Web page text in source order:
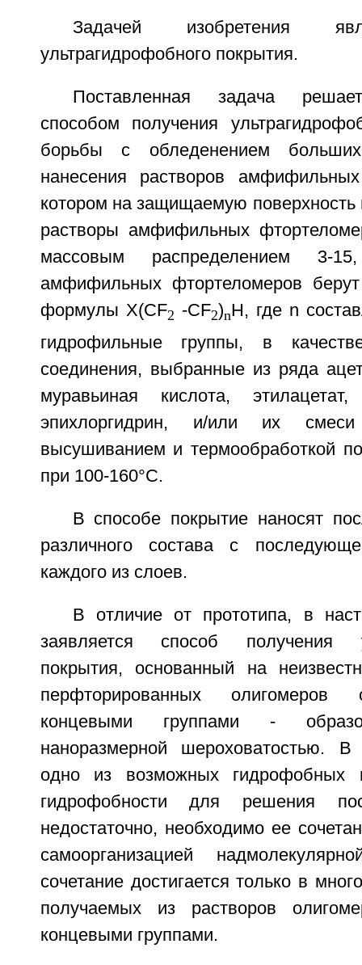
Задачей изобретения
ультрагидрофобного покрытия.
Поставленная задача
способом получения
борьбы с обледенением
нанесения растворов
котором на защищаемую поверхность
растворы амфифильных
массовым распределением 3-
амфифильных фтортеломеров
формулы X(CF2 -CF2)nH, где n
гидрофильные группы, в
соединения, выбранные из ряда
муравьиная кислота,
эпихлоргидрин, и/или их
высушиванием и термообработкой
при 100-160°С.
В способе покрытие наносят
различного состава с
каждого из слоев.
В отличие от прототипа, в
заявляется способ получения
покрытия, основанный на
перфторированных олигомеров
концевыми группами -
наноразмерной шероховатостью. В
одно из возможных гидрофобных
гидрофобности для решения
недостаточно, необходимо ее
самоорганизацией
сочетание достигается только в
получаемых из растворов
концевыми группами.